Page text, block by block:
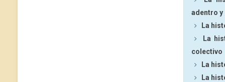
adentro
La
La
colectivo
La
La